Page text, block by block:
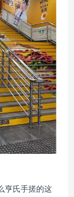
亨氏手搓的这